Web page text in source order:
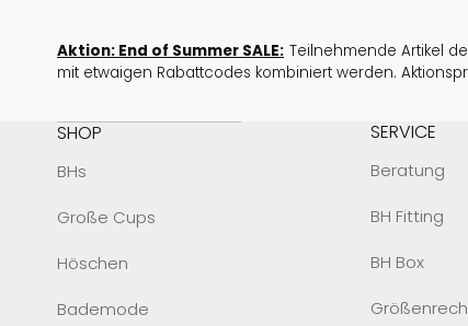
Aktion: End of Summer SALE: Teilnehmende Artikel
mit etwaigen Rabattcodes kombiniert werden.
SHOP
BHs
Große Cups
Höschen
Bademode
SERVICE
Beratung
BH Fitting
BH Box